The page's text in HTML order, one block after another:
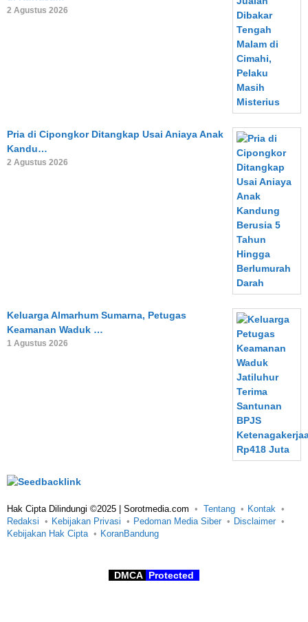
2 Agustus 2026
Pria di Cipongkor Ditangkap Usai Aniaya Anak
Kandu…
2 Agustus 2026
Keluarga Almarhum Sumarna, Petugas
Keamanan Waduk …
1 Agustus 2026
Hak Cipta Dilindungi ©2025 | Sorotmedia.com Tentang
Kontak
Redaksi
Kebijakan Privasi Pedoman Media Siber
Disclaimer
Kebijakan Hak Cipta
KoranBandung
DMCA Protected